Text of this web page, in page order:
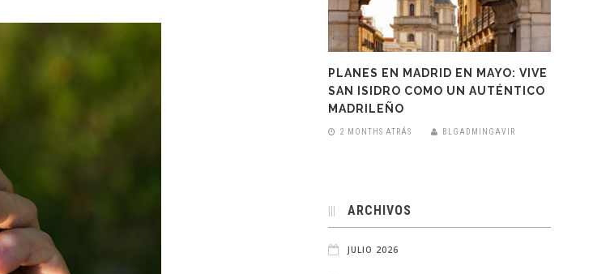
PLANES EN MADRID EN MAYO: VIVE
SAN ISIDRO COMO UN AUTÉNTICO
MADRILEÑO
2 MONTHS ATRÁS BLGADMINGAVIR
ARCHIVOS
JULIO 2026